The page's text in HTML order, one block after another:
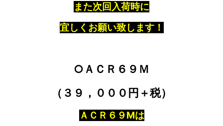
また次回入荷時に
宜しくお願い致します！
○ＡＣＲ６９Ｍ
（３９，０００円＋税）
ＡＣＲ６９Mは